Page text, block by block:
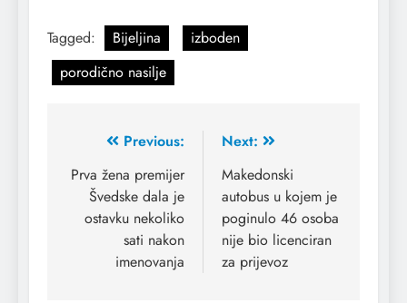
Tagged: Bijeljina
izboden
porodično nasilje
Previous:
Prva žena premijer
Švedske dala je
ostavku nekoliko
sati nakon
imenovanja
Next:
Makedonski
autobus u kojem je
poginulo 46 osoba
nije bio licenciran
za prijevoz